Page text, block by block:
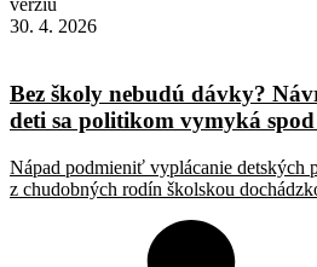
30. 4. 2026
Bez školy nebudú dávky?
deti sa politikom vymyká
Nápad podmieniť vyplácanie detských
z chudobných rodín školskou